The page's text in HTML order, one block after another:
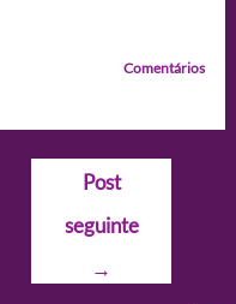
Comentários
Post
seguinte
→